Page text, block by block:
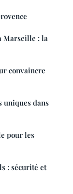
Marseille : la
convaincre
uniques dans
pour les
: sécurité et